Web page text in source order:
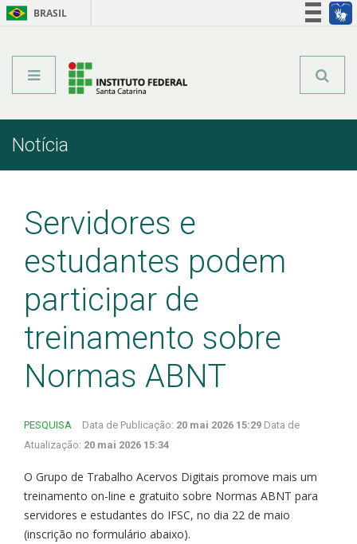
BRASIL
NotíciaInício
Servidores e
estudantes podem
participar de
treinamento sobre
Normas ABNT
PESQUISA Data de Publicação: 20 mai 2026 15:29 Data de
Atualização: 20 mai 2026 15:34
O Grupo de Trabalho Acervos Digitais promove mais um
treinamento on-line e gratuito sobre Normas ABNT para
servidores e estudantes do IFSC, no dia 22 de maio
(inscrição no formulário abaixo).